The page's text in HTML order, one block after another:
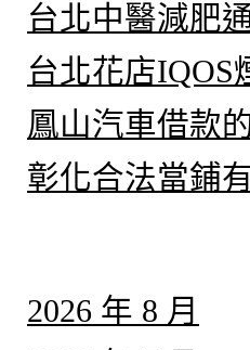
台北中醫減肥
台北花店
鳳山汽車借款
彰化合法當鋪
2026 年 8 月